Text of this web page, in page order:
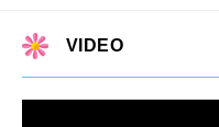
VIDEO